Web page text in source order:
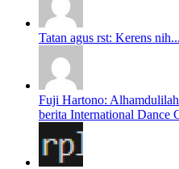
Tatan agus rst: Kerens nih...
Fuji Hartono:
berita International Dance